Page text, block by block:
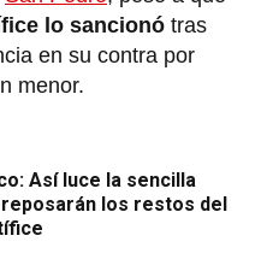
lo sancionó tras
en su contra por
menor.
Así luce la sencilla
los restos del